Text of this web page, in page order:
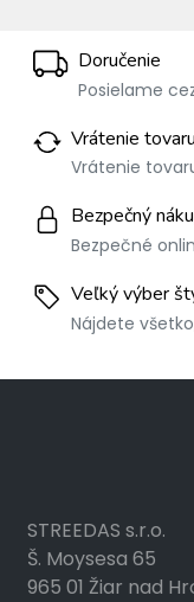
Doručenie
Posielame
Vrátenie tovaru
Vrátenie
Bezpečný
Bezpečné
Veľký výber
Nájdete
STREEDAS s.r.o.
Š. Moysesa 65
965 01 Žiar nad